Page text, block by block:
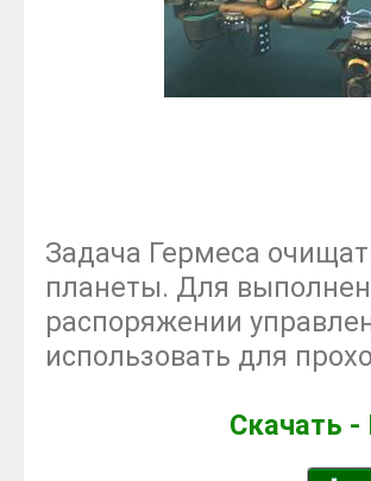
Задача Гермеса
планеты. Для
распоряжении
использовать для
Скачать -